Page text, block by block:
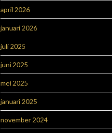
april 2026
januari 2026
juli 2025
juni 2025
mei 2025
januari 2025
november 2024